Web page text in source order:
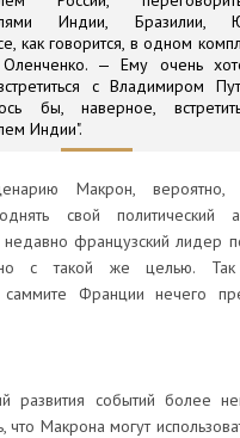
Индии, Бразилии,
как говорится, в одном
— Ему очень
с Владимиром
бы, наверное,
Индии".
Макрон, вероятно,
свой политический
французский лидер
с такой же целью.
саммите Франции нечего
развития событий более
что Макрона могут